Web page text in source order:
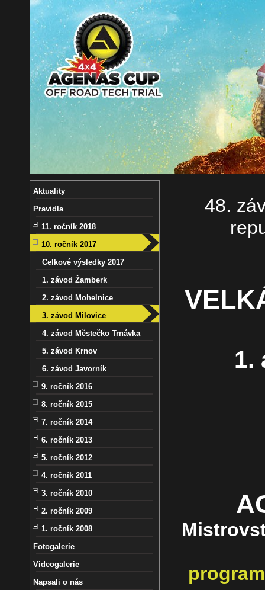
Aktuality
Pravidla
11. ročník 2018
10. ročník 2017
Celkové výsledky 2017
1. závod Žamberk
2. závod Mohelnice
3. závod Milovice
4. závod Městečko Trnávka
5. závod Krnov
6. závod Javorník
9. ročník 2016
8. ročník 2015
7. ročník 2014
6. ročník 2013
5. ročník 2012
4. ročník 2011
3. ročník 2010
2. ročník 2009
1. ročník 2008
Fotogalerie
Videogalerie
Napsali o nás
48.
1.